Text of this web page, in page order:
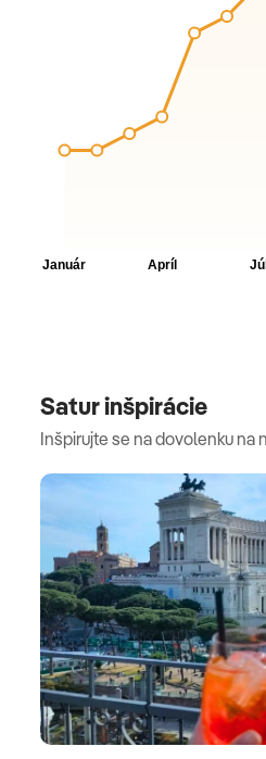
Satur inšpirácie
Inšpirujte se na dovolenku na